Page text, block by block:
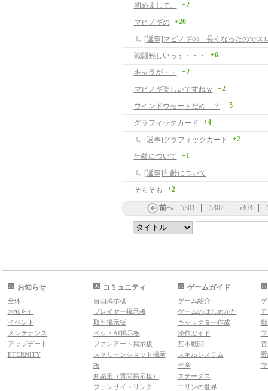
初めまして。 +2
マビノギの +20
[返事]マビノギの…長くなったのでス
戦闘難しいっす・・・
+6
キャラが・・ +2
マビノギ楽しいですねｗ +2
ウインドウモードだめ…？ +5
グラフィックカード +4
[返事]グラフィックカード +2
年齢について +1
[返事]年齢について
そもそも
+2
前へ 5301 5302 5303
お知らせ
全体
お知らせ
イベント
メンテナンス
アップデート
ETERNITY
コミュニティ
自由掲示板
プレイヤー掲示板
取引掲示板
ペットAI掲示板
ファンアート掲示板
スクリーンショット掲示
板
知識王（質問掲示板）
ファンサイトリンク
ゲームガイド
ゲーム紹介
ゲームのはじめかた
キャラクター作成
操作ガイド
基本戦闘
スキルシステム
生産
ステータス
エリンの世界